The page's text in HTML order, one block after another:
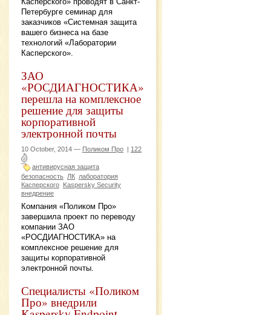
Петербурге семинар для
заказчиков «Системная защита
вашего бизнеса на базе
технологий «Лаборатории
Касперского».
ЗАО
«РОСДИАГНОСТИКА»
перешла на комплексное
решение для защиты
корпоративной
электронной почты
10 October, 2014 — Поликом Про | 122
антивирусная защита
безопасность ЛК лаборатория
Касперского Kaspersky Security
внедрение
Компания «Поликом Про»
завершила проект по переводу
компании ЗАО
«РОСДИАГНОСТИКА» на
комплексное решение для
защиты корпоративной
электронной почты.
Специалисты «Поликом
Про» внедрили